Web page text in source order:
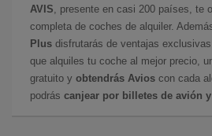
AVIS , presente en casi 200 países, te
completa de coches de alquiler.
Plus disfrutarás de ventajas
que alquiles tu coche al mejor precio,
gratuito y obtendrás Avios con cada
podrás canjear por billetes de avión